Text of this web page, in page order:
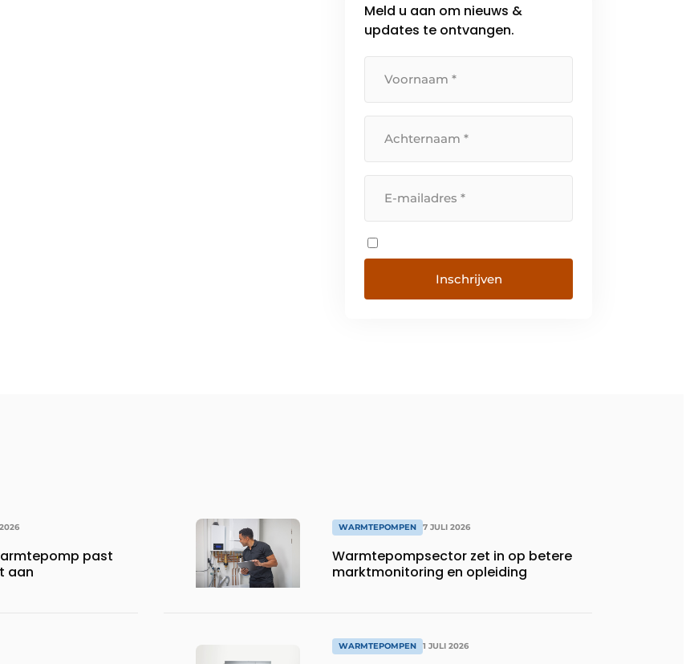
Meld u aan om nieuws &
updates te ontvangen.
past
aan
WARMTEPOMPEN 7 JULI 2026
Warmtepompsector zet in op betere
marktmonitoring en opleiding
WARMTEPOMPEN 1 JULI 2026